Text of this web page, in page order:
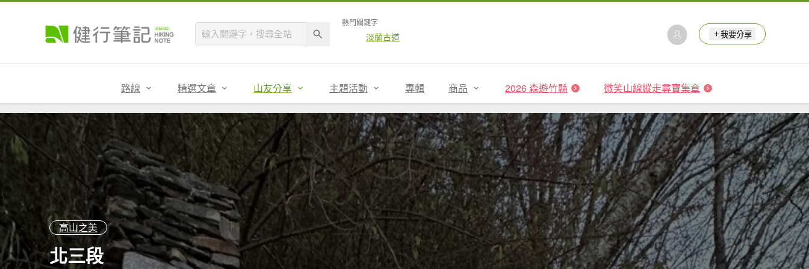
熱門關鍵字
淡蘭古道 我要分享
路線 精選文章 山友分享 主題活動 專輯 商品 2026 森遊竹縣 微笑山線縱走尋寶集章
高山之美
北三段